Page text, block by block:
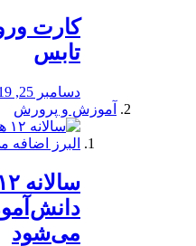
کارت
تابس
دسامبر 25, 2019
آموزش و پرورش
می‌شود